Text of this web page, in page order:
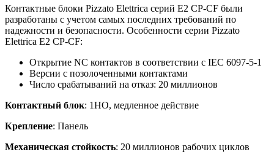
Контактные блоки Pizzato Elettrica серий E2 CP-CF были
разработаны с учетом самых последних требований по
надежности и безопасности. Особенности серии Pizzato
Elettrica E2 CP-CF:
Открытие NC контактов в соответствии с IEC 6097-5-1
Версии с позолоченными контактами
Число срабатываний на отказ: 20 миллионов
Контактный блок: 1НО, медленное действие
Крепление: Панель
Механическая стойкость: 20 миллионов рабочих циклов